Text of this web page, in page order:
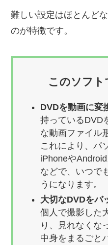
難しい設定はほとんど
のが特徴です。
このソフト
DVDを動画に変
持っているDVD
な動画ファイル
これにより、パ
iPhoneや
などで、いつで
うになります。
大切なDVDをバ
個人で撮影した
り、見れなくな
中身をまるごと